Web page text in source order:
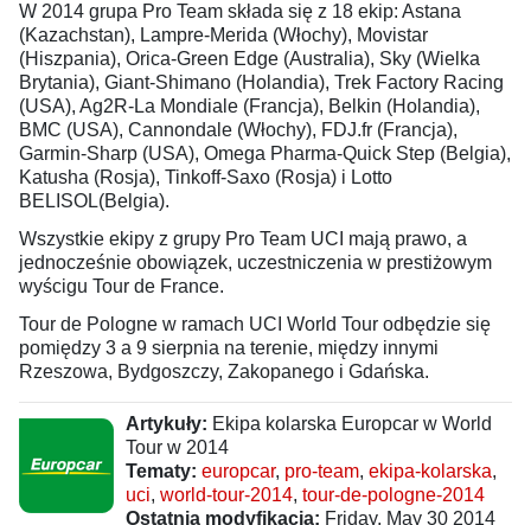
W 2014 grupa Pro Team składa się z 18 ekip: Astana
(Kazachstan), Lampre-Merida (Włochy), Movistar
(Hiszpania), Orica-Green Edge (Australia), Sky (Wielka
Brytania), Giant-Shimano (Holandia), Trek Factory Racing
(USA), Ag2R-La Mondiale (Francja), Belkin (Holandia),
BMC (USA), Cannondale (Włochy), FDJ.fr (Francja),
Garmin-Sharp (USA), Omega Pharma-Quick Step (Belgia),
Katusha (Rosja), Tinkoff-Saxo (Rosja) i Lotto
BELISOL(Belgia).
Wszystkie ekipy z grupy Pro Team UCI mają prawo, a
jednocześnie obowiązek, uczestniczenia w prestiżowym
wyścigu Tour de France.
Tour de Pologne w ramach UCI World Tour odbędzie się
pomiędzy 3 a 9 sierpnia na terenie, między innymi
Rzeszowa, Bydgoszczy, Zakopanego i Gdańska.
Artykuły: Ekipa kolarska Europcar w World
Tour w 2014
Tematy: europcar, pro-team, ekipa-kolarska,
uci, world-tour-2014, tour-de-pologne-2014
Ostatnia modyfikacja: Friday, May 30 2014